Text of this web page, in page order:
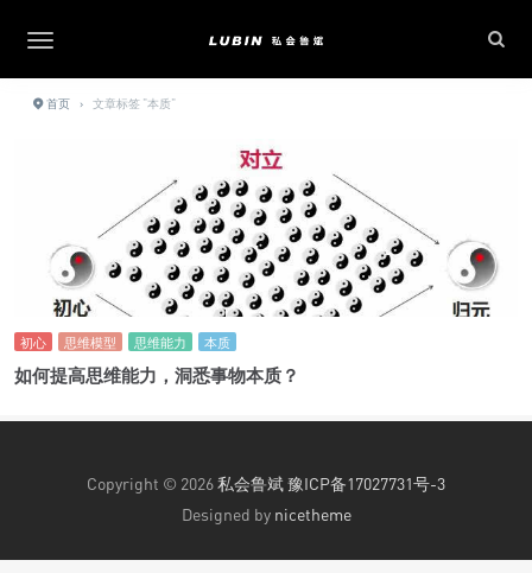
首页 › 文章标签 "本质"
初心 思维模型 思维能力 本质
如何提高思维能力，洞悉事物本质？
Copyright © 2026私会鲁斌豫ICP备17027731号-3
Designed by nicetheme